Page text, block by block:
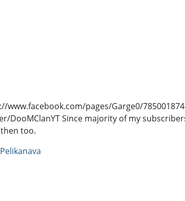
pages/Garge0/
Since majority of my
too.